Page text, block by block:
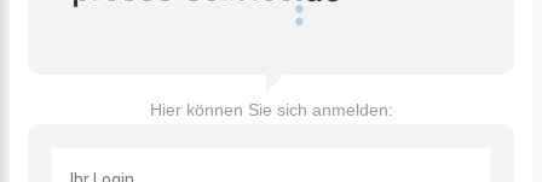
Hier können Sie sich anmelden: